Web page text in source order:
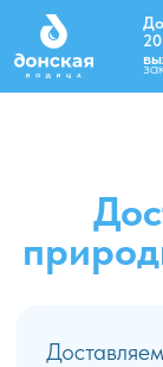
20:00
заказы
Доставляем воду
Доставляем
воду на дом, в